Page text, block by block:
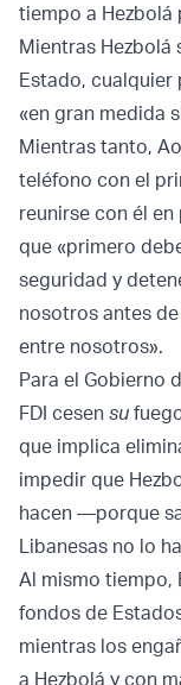
tiempo a Hezbolá
Mientras Hezbolá
Estado,
«en gran medida
Mientras tanto,
teléfono con el
reunirse con él
que «primero
seguridad y
nosotros antes
entre nosotros».
Para el Gobierno
FDI cesen su
que implica
impedir que
hacen —porque
Libanesas no lo
Al mismo tiempo,
fondos de
mientras los
a Hezbolá y con